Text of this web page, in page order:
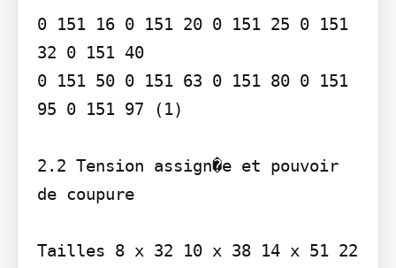
0 151 16 0 151 20 0 151 25 0 151
32 0 151 40
0 151 50 0 151 63 0 151 80 0 151
95 0 151 97 (1)
2.2 Tension assign�e et pouvoir
de coupure
Tailles 8 x 32 10 x 38 14 x 51 22